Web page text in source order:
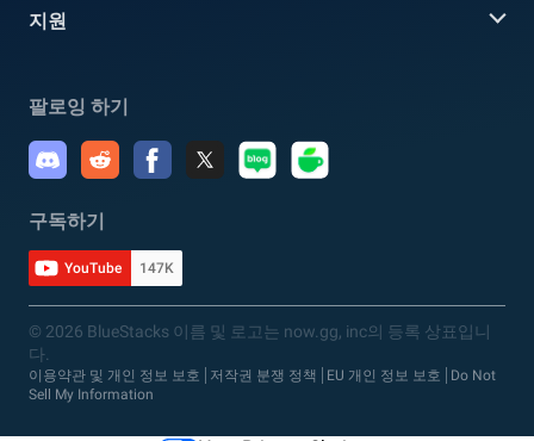
지원
팔로잉 하기
구독하기
YouTube 147K
© 2026 BlueStacks 이름 및 로고는 now.gg, inc의 등록 상표입니
다.
이용약관 및 개인 정보 보호 저작권 분쟁 정책 EU 개인 정보 보호
Do Not
Sell My Information